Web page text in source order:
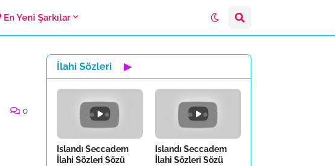
En Yeni Şarkılar
0
İlahi Sözleri ▶
Islandı Seccadem
İlahi Sözleri Sözü
Islandı Seccadem
İlahi Sözleri Sözü